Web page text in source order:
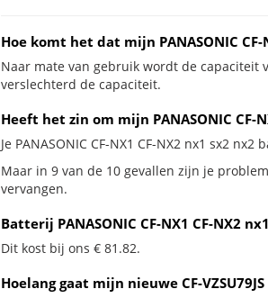
Hoe komt het dat mijn PANASONIC
Naar mate van gebruik wordt de
verslechterd de capaciteit.
Heeft het zin om mijn PANASONIC
Je PANASONIC CF-NX1 CF-NX2 nx1 sx2
Maar in 9 van de 10 gevallen zijn je
vervangen.
Batterij PANASONIC CF-NX1 CF-NX2
Dit kost bij ons € 81.82.
Hoelang gaat mijn nieuwe CF-